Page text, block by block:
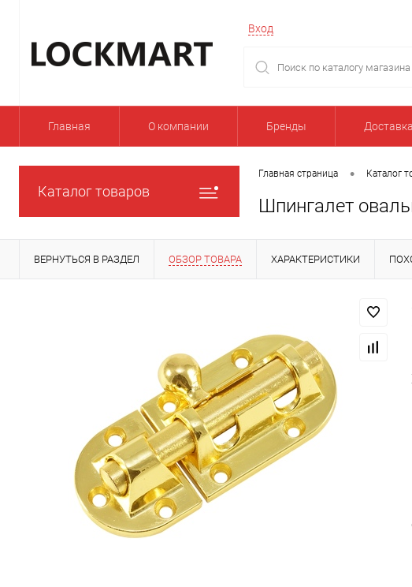
Вход
Главная О компании Бренды Доставка
Каталог товаров
Главная страница • Каталог
Шпингалет
ВЕРНУТЬСЯ В РАЗДЕЛ ОБЗОР ТОВАРА ХАРАКТЕРИСТИКИ